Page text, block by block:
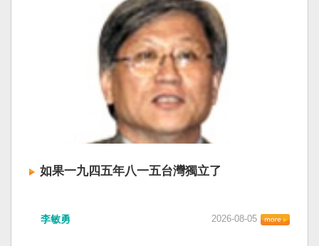
如果一九四五年八一五台灣獨立了
李敏勇 2026-08-05